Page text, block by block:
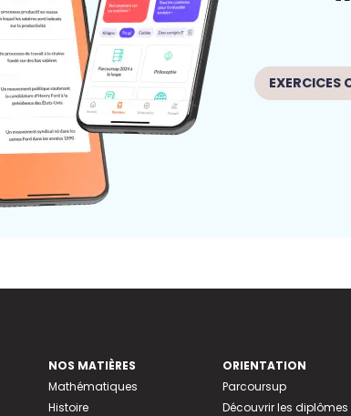
EXERCICES
NOS MATIÈRES
Mathématiques
Histoire
ORIENTATION
Parcoursup
Découvrir les diplômes